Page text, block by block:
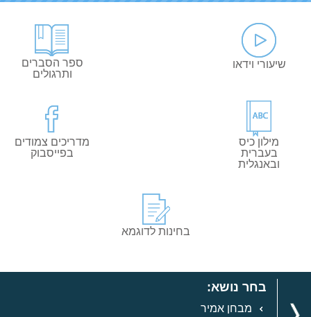
שיעורי וידאו
ספר הסברים
ותרגולים
מילון כיס
בעברית
ובאנגלית
מדריכים צמודים
בפייסבוק
בחינות לדוגמא
בחר נושא:
מבחן אמיר